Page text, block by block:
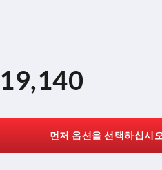
먼저 옵션을 선택하십시